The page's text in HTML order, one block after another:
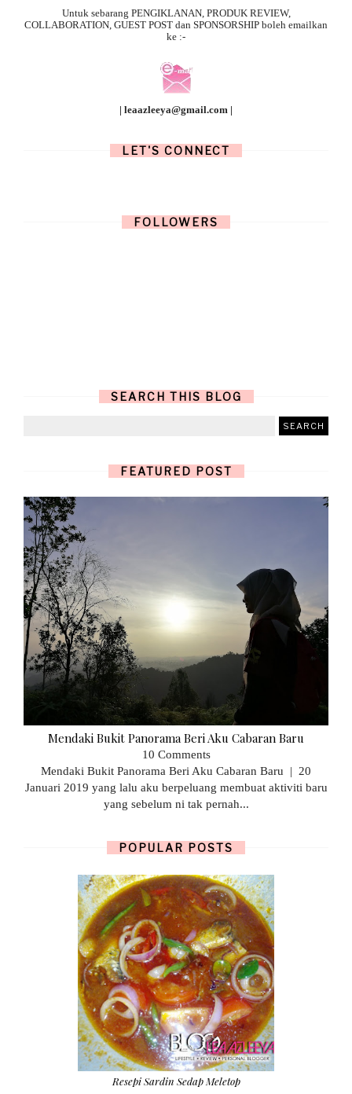
Untuk sebarang PENGIKLANAN, PRODUK REVIEW,
COLLABORATION, GUEST POST dan SPONSORSHIP boleh emailkan
ke :-
| leaazleeya@gmail.com |
LET'S CONNECT
FOLLOWERS
SEARCH THIS BLOG
FEATURED POST
Mendaki Bukit Panorama Beri Aku Cabaran Baru
10 Comments
Mendaki Bukit Panorama Beri Aku Cabaran Baru | 20
Januari 2019 yang lalu aku berpeluang membuat aktiviti baru
yang sebelum ni tak pernah...
POPULAR POSTS
Resepi Sardin Sedap Meletop